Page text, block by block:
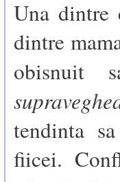
Una
dintre
obisnuit
tendinta
fiicei.